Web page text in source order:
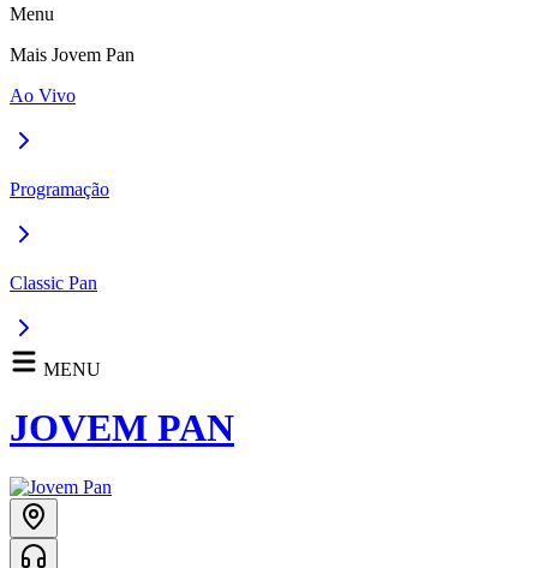
Menu
Mais Jovem Pan
Ao Vivo
Programação
Classic Pan
MENU
JOVEM PAN